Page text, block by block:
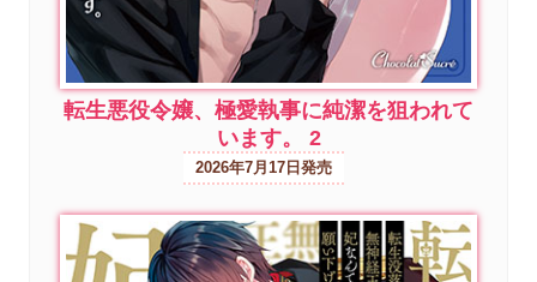
転生悪役令嬢、極愛執事に純潔を狙われて
います。 2
2026年7月17日